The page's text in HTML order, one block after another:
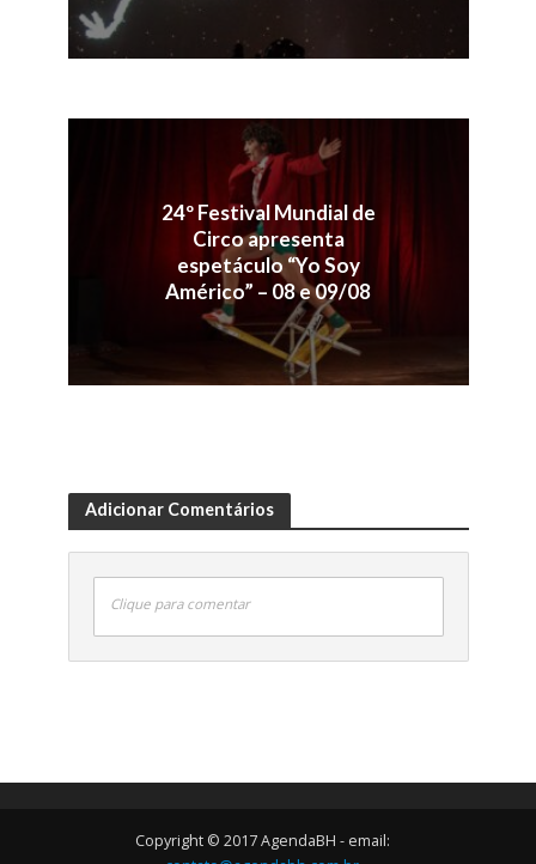
24º Festival Mundial de
Circo apresenta
espetáculo “Yo Soy
Américo” – 08 e 09/08
Adicionar Comentários
Clique para comentar
Copyright © 2017 AgendaBH - email: